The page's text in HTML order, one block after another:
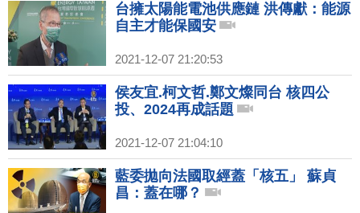
台擁太陽能電池供應鏈 洪傳獻：能源
自主才能保國安
2021-12-07 21:20:53
侯友宜.柯文哲.鄭文燦同台 核四公
投、2024再成話題
2021-12-07 21:04:10
藍委拋向法國取經蓋「核五」 蘇貞
昌：蓋在哪？